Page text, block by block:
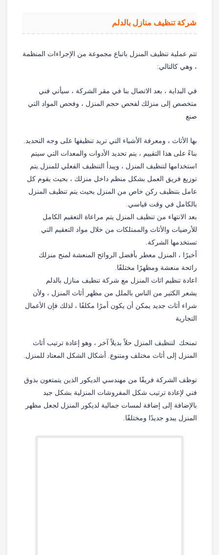
شركة تنظيف منازل بالدلم
تتم عملية تنظيف المنزل باتباع مجموعة من الإجراءات المنظمة
، وهي كالتالي:
في البداية ، بعد الاتصال بنا في مقر الشركة ، سيأتي فني
متخصص إلى منزلك لفحص حجم المنزل ، وفحص المواد التي
صنع
بها الأثاث ، ومعرفة الأشياء التي تريد تنظيفها على وجه التحديد.
بناءً على هذا التقييم ، يتم تحديد الأدوات والمعدات التي سيتم
استخدامها لتنظيف المنزل ، ويبدأ التنظيف الفعلي للمنزل.يتم
توزيع فريق العمل بشكل منظم داخل منزلك ، بحيث يقوم كل
عامل بتنظيف ركن خاص من المنزل بحيث يتم تنظيف المنزل
بالكامل في وقت قياسي.
بعد الانتهاء من تنظيف المنزل يتم مراعاة التعقيم الكامل
للأرضيات والأثاث والممتلكات من خلال مواد التعقيم التي
تستخدمها الشركة.
أخيرًا ، المنزل معطر بأفضل الروائح المنعشة لمنح منزلك
رائحة منعشة ومظهرًا مختلفًا.
اعادة تنظيم اثاث المنزل مع شركة تنظيف منازل بالدلم
يشعر الكثير من الناس بالملل من مظهر أثاث المنزل ، ولأن
شراء أثاث جديد يمكن أن يكون أمرًا مكلفًا ، لذلك فإن الأعمال
التجارية
تمنحك لتنظيف المنزل حلاً بديلاً آخر ، وهو إعادة ترتيب أثاث
المنزل إلى أثاث مختلف ومتنوع. أشكال الشكل المعتاد للمنزل.
توظف الشركة فريقًا من مهندسي الديكور الذين يتمتعون بذوق
فني لإعادة ترتيب شكل المفروشات المنزلية بشكل جيد
بالإضافة إلى إضافة لمسات جمالية لديكور المنزل لجعل مظهر
المنزل يبدو جديدًا ومختلفًا.